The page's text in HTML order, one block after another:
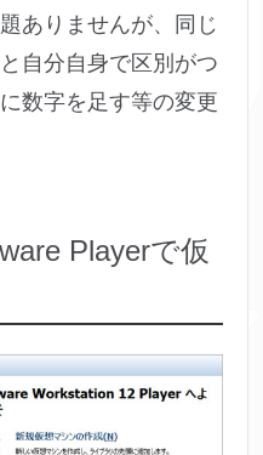
ありませんが、同じ
自分自身で区別がつ
数字を足す等の変更
Playerで仮